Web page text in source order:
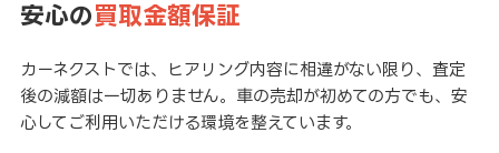
安心の買取金額保証
カーネクストでは、ヒアリング内容に相違がない限り、査定
後の減額は一切ありません。車の売却が初めての方でも、安
心してご利用いただける環境を整えています。